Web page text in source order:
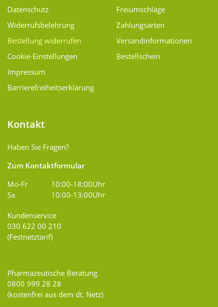
Datenschutz
Widerrufsbelehrung
Bestellung widerrufen
Cookie-Einstellungen
Impressum
Barrierefreiheitserklärung
Freiumschläge
Zahlungsarten
Versand­informationen
Bestellschein
Kontakt
Haben Sie Fragen?
Zum Kontaktformular
Mo-Fr
10:00-18:00Uhr
Sa
10:00-13:00Uhr
Kundenservice
030 622 00 210
(Festnetztarif)
Pharmazeutische Beratung
0800 999 28 28
(kostenfrei aus dem dt. Netz)